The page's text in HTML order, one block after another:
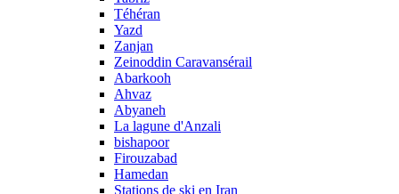
Téhéran
Yazd
Zanjan
Zeinoddin Caravansérail
Abarkooh
Ahvaz
Abyaneh
La lagune d'Anzali
bishapoor
Firouzabad
Hamedan
Stations de ski en Iran